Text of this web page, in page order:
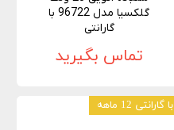
گلکسیا مدل 96722 با
گارانتی
تماس بگیرید
با گارانتی 12 ماهه